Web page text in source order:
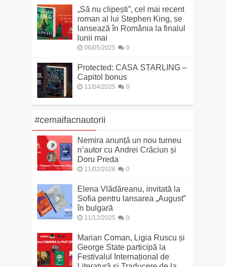
„Să nu clipești”, cel mai recent
roman al lui Stephen King, se
lansează în România la finalul
lunii mai
06/05/2025 0
Protected: CASA STARLING –
Capitol bonus
11/04/2025 0
#cemaifacnautorii
Nemira anunță un nou turneu
n’autor cu Andrei Crăciun și
Doru Preda
11/02/2026 0
Elena Vlădăreanu, invitată la
Sofia pentru lansarea „August”
în bulgară
11/12/2025 0
Marian Coman, Ligia Ruscu și
George State participă la
Festivalul Internațional de